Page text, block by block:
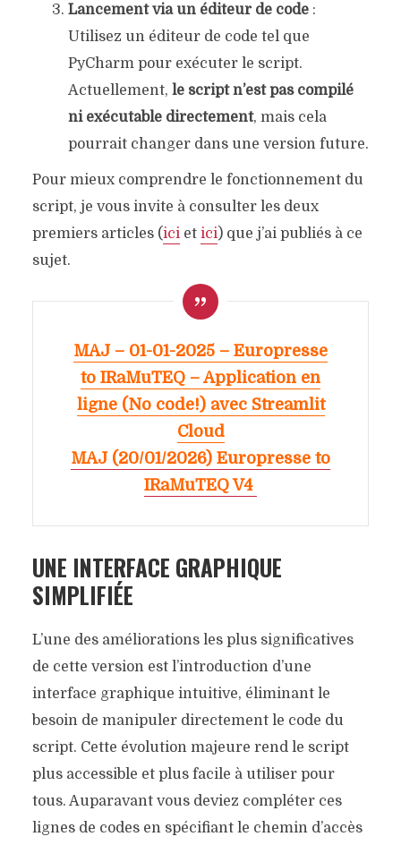
Lancement via un éditeur de code:
Utilisez un éditeur de code tel que
PyCharm pour exécuter le script.
Actuellement, le script n’est pas compilé
ni exécutable directement, mais cela
pourrait changer dans une version future.
Pour mieux comprendre le fonctionnement du
script, je vous invite à consulter les deux
premiers articles (iciet ici) que j’ai publiés à ce
sujet.
MAJ – 01-01-2025 – Europresse
to IRaMuTEQ – Application en
ligne (No code!) avec Streamlit
Cloud
MAJ (20/01/2026) Europresse to
IRaMuTEQ V4
UNE INTERFACE GRAPHIQUE
SIMPLIFIÉE
L’une des améliorations les plus significatives
de cette version est l’introduction d’une
interface graphique intuitive, éliminant le
besoin de manipuler directement le code du
script. Cette évolution majeure rend le script
plus accessible et plus facile à utiliser pour
tous. Auparavant vous deviez compléter ces
lignes de codes en spécifiant le chemin d’accès